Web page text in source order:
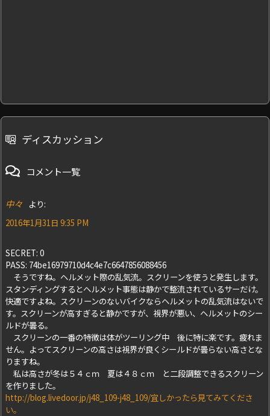
ディスカッション
コメント一覧
中々 より:
2016年1月31日 9:35 PM
SECRET: 0
PASS: 74be16979710d4c4e7c6647856088456
そうですね。ヘルメット際の乱気流。スクリーンを使うと発生します。
スタンディングするとヘルメット事態は静かで整流されているサーだけ。
快適ですよね。スクリーンのないバイクならヘルメットの乱気流はないで
す。スクリーンが高すぎると静かですが、視界が悪い、ヘルメットのシー
ルドが曇る。
スクリーンの一番の特徴は体がツーリング中 後に特に楽です。疲れま
せん。よってスクリーンの高さは視界が良くシールドが曇らない高さとな
りますね。
私は高さが冬は５４ｃｍ 夏は４８ｃｍ と二段調整できるスクリーン
を作りました。
http://blog.livedoor.jp/j48_109-j48_109/宜しかったら見てみてくださ
い。